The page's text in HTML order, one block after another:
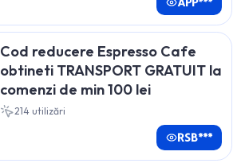
Cod reducere Espresso Cafe
obtineti TRANSPORT GRATUIT la
comenzi de min 100 lei
214 utilizări
RSB***